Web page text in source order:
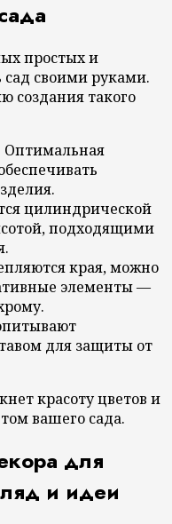
простых и
сад своими руками.
создания такого
Оптимальная
цилиндрической
подходящими
края, можно
элементы —
для защиты от
красоту цветов и
вашего сада.
для
и идеи